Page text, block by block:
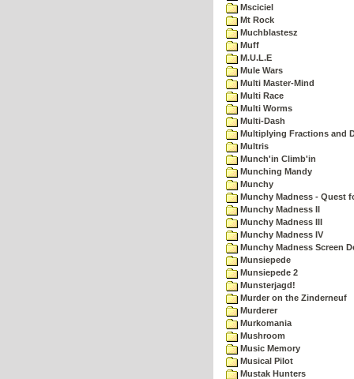
Msciciel
Mt Rock
Muchblastesz
Muff
M.U.L.E
Mule Wars
Multi Master-Mind
Multi Race
Multi Worms
Multi-Dash
Multiplying Fractions and
Multris
Munch'in Climb'in
Munching Mandy
Munchy
Munchy Madness - Quest
Munchy Madness II
Munchy Madness III
Munchy Madness IV
Munchy Madness Screen
Munsiepede
Munsiepede 2
Munsterjagd!
Murder on the Zinderneuf
Murderer
Murkomania
Mushroom
Music Memory
Musical Pilot
Mustak Hunters